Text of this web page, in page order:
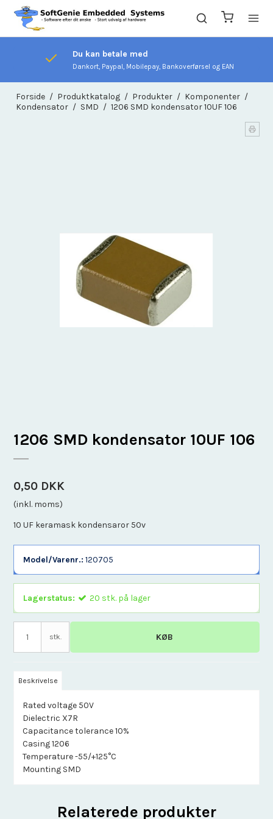
Du kan betale med
Dankort, Paypal, Mobilepay, Bankoverførsel og EAN
Forside / Produktkatalog / Produkter / Komponenter /
Kondensator / SMD / 1206 SMD kondensator 10UF 106
1206 SMD kondensator 10UF 106
0,50 DKK
(inkl. moms)
10 UF keramask kondensaror 50v
Model/Varenr.: 120705
Lagerstatus: 20 stk. på lager
stk. KØB
Beskrivelse
Rated voltage 50V
Dielectric X7R
Capacitance tolerance 10%
Casing 1206
Temperature -55/+125°C
Mounting SMD
Relaterede produkter